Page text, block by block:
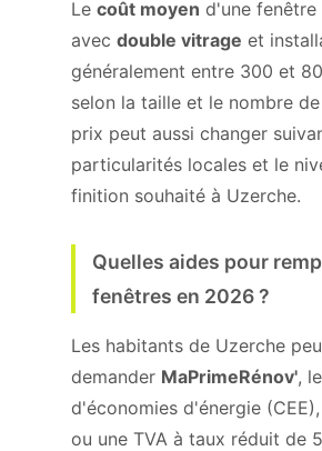
Le coût moyen d'une fenêtre
avec double vitrage et
généralement entre 300 et
selon la taille et le nombre
prix peut aussi changer
particularités locales et le
finition souhaité à Uzerche.
Quelles aides pour
fenêtres en 2026 ?
Les habitants de Uzerche
demander MaPrimeRénov',
d'économies d'énergie
ou une TVA à taux réduit de